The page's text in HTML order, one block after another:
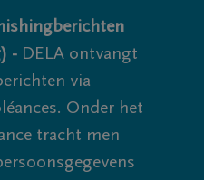
- DELA ontvangt
via
Onder het
tracht men